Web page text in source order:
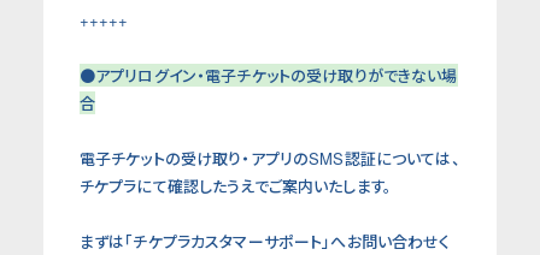
+++++
●アプリログイン・電子チケットの受け取りができない場
合
電子チケットの受け取り・アプリのSMS認証については、
チケプラにて確認したうえでご案内いたします。
まずは「チケプラカスタマーサポート」へお問い合わせく